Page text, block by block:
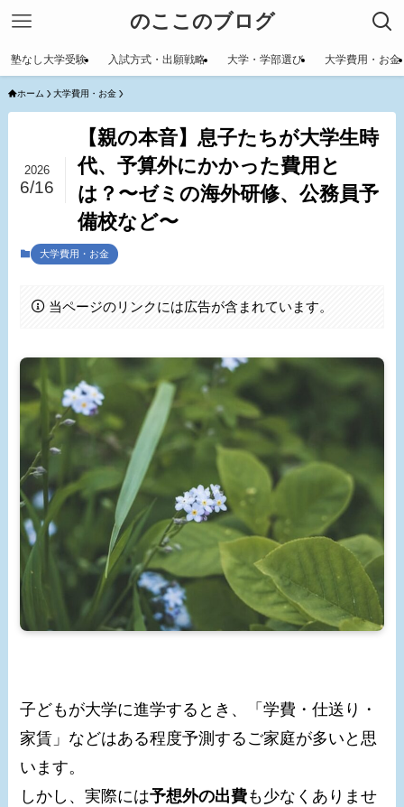
のここのブログ
塾なし大学受験 入試方式・出願戦略 大学・学部選び 大学費用・お金
ホーム 大学費用・お金
【親の本音】息子たちが大学生時
代、予算外にかかった費用と
は？〜ゼミの海外研修、公務員予
備校など〜
2026
6/16
大学費用・お金
当ページのリンクには広告が含まれています。
子どもが大学に進学するとき、「学費・仕送り・
家賃」などはある程度予測するご家庭が多いと思
います。
しかし、実際には予想外の出費も少なくありませ